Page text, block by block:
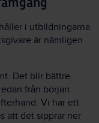
i utbildningarna
är nämligen
Det blir bättre
från början
Vi har ett
att det sipprar ner